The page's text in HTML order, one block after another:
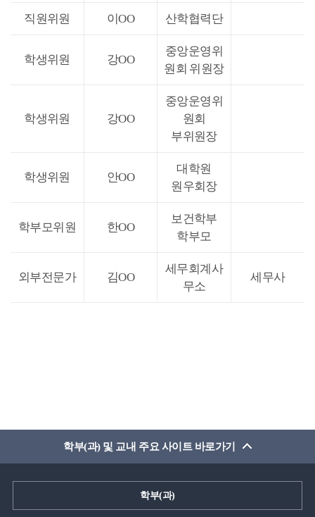
직원위원 이OO 산학협력단
학생위원 강OO
중앙운영위
원회 위원장
학생위원 강OO
중앙운영위
원회
부위원장
학생위원 안OO
대학원
원우회장
학부모위원 한OO
보건학부
학부모
외부전문가 김OO
세무회계사
무소
세무사
학부(과) 및 교내 주요 사이트 바로가기
학부(과)